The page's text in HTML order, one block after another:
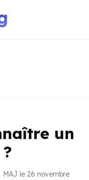
un
MAJ le 26 novembre